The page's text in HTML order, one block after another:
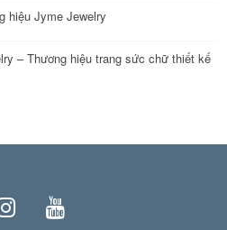
hiệu Jyme Jewelry
– Thương hiệu trang sức chữ thiết kế